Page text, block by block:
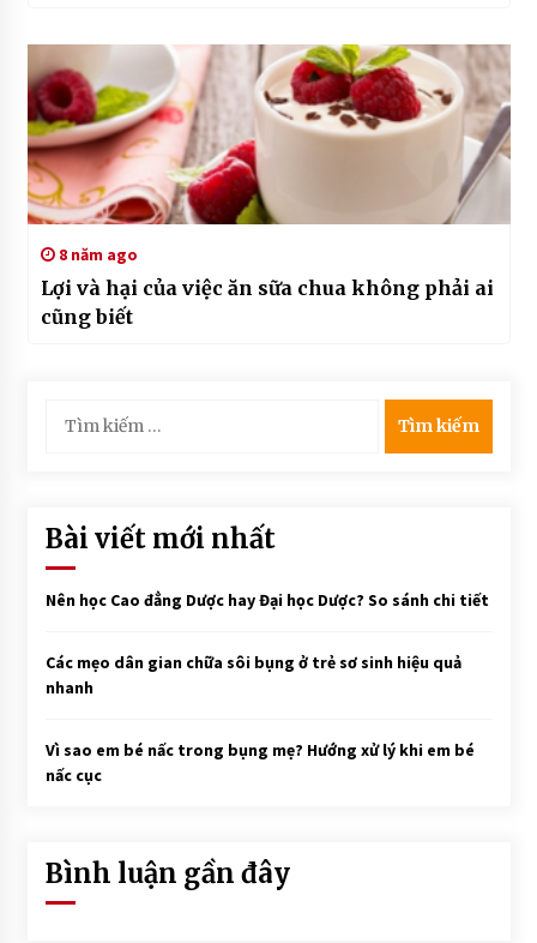
8 năm ago
Lợi và hại của việc ăn sữa chua không phải ai
cũng biết
kiếm
Bài viết mới nhất
Nên học Cao đẳng Dược hay Đại học Dược? So sánh chi tiết
Các mẹo dân gian chữa sôi bụng ở trẻ sơ sinh hiệu quả
nhanh
Vì sao em bé nấc trong bụng mẹ? Hướng xử lý khi em bé
nấc cục
Bình luận gần đây